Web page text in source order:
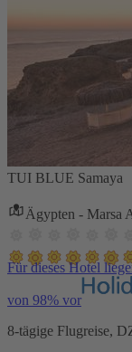
TUI BLUE Samaya
Ägypten - Marsa
Für dieses Hotel
von 98% vor
8-tägige Flugreise,